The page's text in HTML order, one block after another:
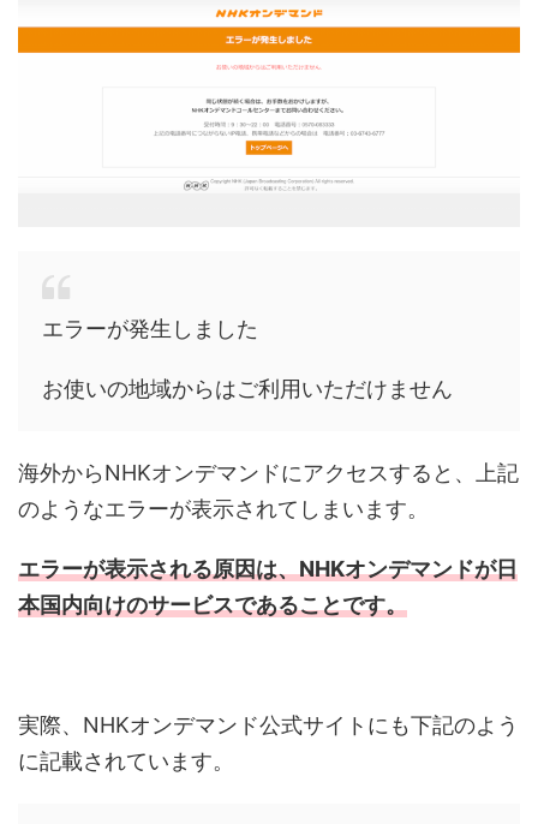
エラーが発生しました
お使いの地域からはご利用いただけません
海外からNHKオンデマンドにアクセスすると、上記
のようなエラーが表示されてしまいます。
エラーが表示される原因は、NHKオンデマンドが日
本国内向けのサービスであることです。
実際、NHKオンデマンド公式サイトにも下記のよう
に記載されています。